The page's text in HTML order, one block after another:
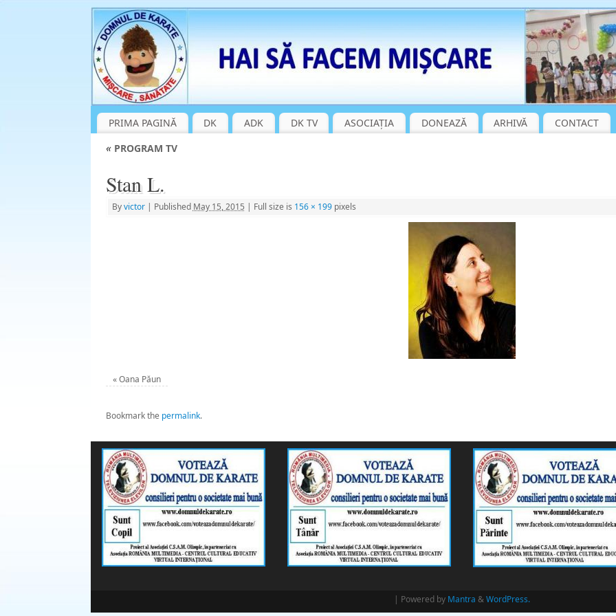
PRIMA PAGINĂ DK ADK DK TV ASOCIAȚIA DONEAZĂ ARHIVĂ CONTACT
«PROGRAM TV
Stan L.
By victor | Published May 15, 2015 | Full size is 156 × 199pixels
«Oana Păun
Bookmark the permalink.
| Powered by Mantra &WordPress.